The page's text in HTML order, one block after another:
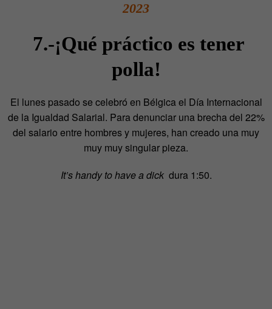
2023
7.-¡Qué práctico es tener
polla!
El lunes pasado se celebró en Bélgica el Día Internacional
de la Igualdad Salarial. Para denunciar una brecha del 22%
del salario entre hombres y mujeres, han creado una muy
muy muy singular pieza.
It’s handy to have a dickdura 1:50.